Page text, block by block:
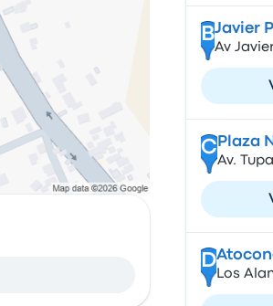
BJavier
Av
CPlaza
Av.
D
Los